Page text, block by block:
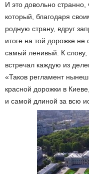
И это довольно
который, благодаря
родную страну, вдруг
итоге на той дорожке не
самый ленивый. К
встречал каждую из
«Таков регламент
красной дорожки в
и самой длиной за всю